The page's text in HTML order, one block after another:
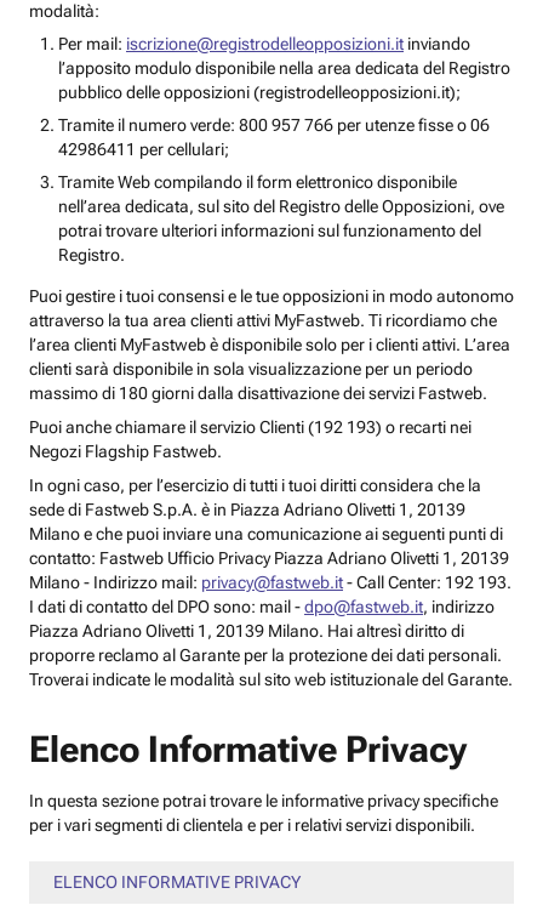
modalità:
Per mail: iscrizione@registrodelleopposizioni.it inviando
l’apposito modulo disponibile nella area dedicata del Registro
pubblico delle opposizioni (registrodelleopposizioni.it);
Tramite il numero verde: 800 957 766 per utenze fisse o 06
42986411 per cellulari;
Tramite Web compilando il form elettronico disponibile
nell’area dedicata, sul sito del Registro delle Opposizioni, ove
potrai trovare ulteriori informazioni sul funzionamento del
Registro.
Puoi gestire i tuoi consensi e le tue opposizioni in modo autonomo
attraverso la tua area clienti attivi MyFastweb. Ti ricordiamo che
l’area clienti MyFastweb è disponibile solo per i clienti attivi. L’area
clienti sarà disponibile in sola visualizzazione per un periodo
massimo di 180 giorni dalla disattivazione dei servizi Fastweb.
Puoi anche chiamare il servizio Clienti (192 193) o recarti nei
Negozi Flagship Fastweb.
In ogni caso, per l’esercizio di tutti i tuoi diritti considera che la
sede di Fastweb S.p.A. è in Piazza Adriano Olivetti 1, 20139
Milano e che puoi inviare una comunicazione ai seguenti punti di
contatto: Fastweb Ufficio Privacy Piazza Adriano Olivetti 1, 20139
Milano - Indirizzo mail: privacy@fastweb.it- Call Center: 192 193.
I dati di contatto del DPO sono: mail -dpo@fastweb.it, indirizzo
Piazza Adriano Olivetti 1, 20139 Milano. Hai altresì diritto di
proporre reclamo al Garante per la protezione dei dati personali.
Troverai indicate le modalità sul sito web istituzionale del Garante.
Elenco Informative Privacy
In questa sezione potrai trovare le informative privacy specifiche
per i vari segmenti di clientela e per i relativi servizi disponibili.
ELENCO INFORMATIVE PRIVACY